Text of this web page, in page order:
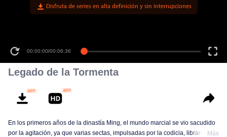
Disfruta de series en alta definición y sin interrupciones
00:00:00/00:06:36
Legado de la Tormenta
En los primeros años de la dinastía Ming, el mundo marcial se vio sacudido
por la agitación, ya que varias sectas, impulsadas por la codicia, libraron Más